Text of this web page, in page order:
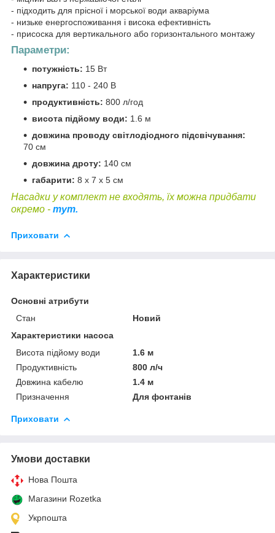
- підходить для прісної і морської води акваріума
- низьке енергоспоживання і висока ефективність
- присоска для вертикального або горизонтального монтажу
Параметри:
потужність: 15 Вт
напруга: 110 - 240 В
продуктивність: 800 л/год
висота підйому води: 1.6 м
довжина проводу світлодіодного підсвічування:
70 см
довжина дроту: 140 см
габарити: 8 х 7 х 5 см
Насадки у комплект не входять, їх можна придбати
окремо - тут.
Приховати
Характеристики
Основні атрибути
Стан
Новий
Характеристики насоса
Висота підйому води
1.6 м
Продуктивність
800 л/ч
Довжина кабелю
1.4 м
Призначення
Для фонтанів
Приховати
Умови доставки
Нова Пошта
Магазини Rozetka
Укрпошта